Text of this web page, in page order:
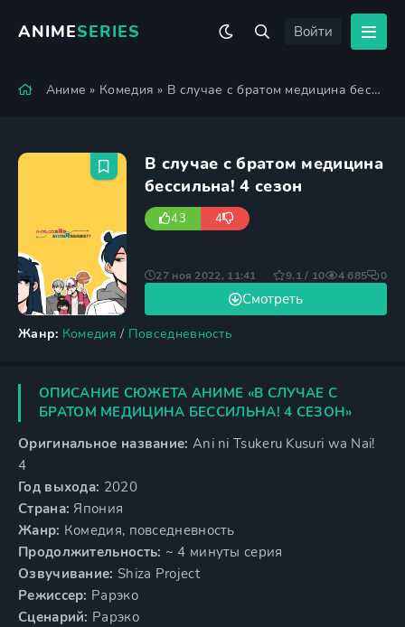
ANIMESERIES Войти
Аниме » Комедия » В случае с братом медицина бессильна! 4 сезон
В случае с братом медицина
бессильна! 4 сезон
43 4
Жанр: Комедия / Повседневность
Смотреть
27 ноя 2022, 11:41 9.1 / 10 4 685 0
ОПИСАНИЕ СЮЖЕТА АНИМЕ «В СЛУЧАЕ С
БРАТОМ МЕДИЦИНА БЕССИЛЬНА! 4 СЕЗОН»
Оригинальное название: Ani ni Tsukeru Kusuri wa Nai!
4
Год выхода: 2020
Страна: Япония
Жанр: Комедия, повседневность
Продолжительность: ~ 4 минуты серия
Озвучивание: Shiza Project
Режиссер: Рарэко
Сценарий: Рарэко